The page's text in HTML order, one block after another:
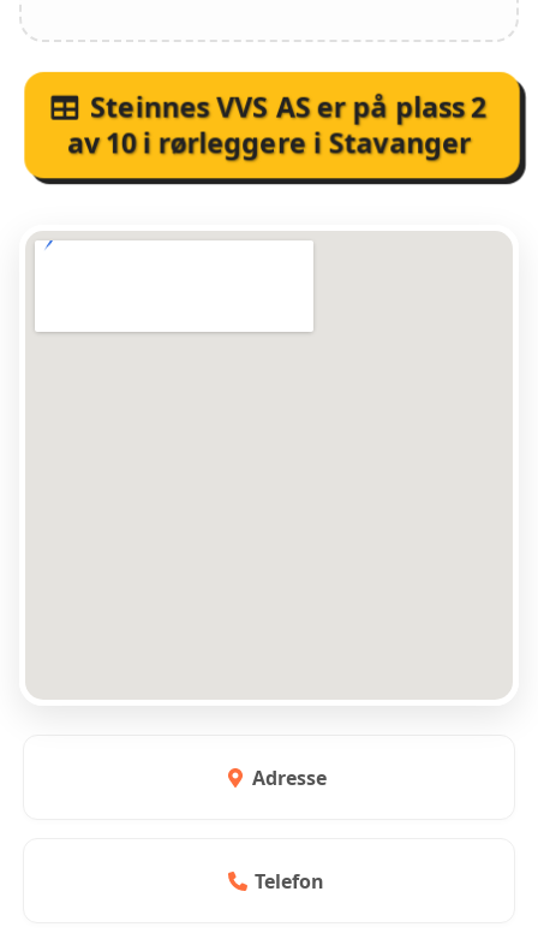
Steinnes VVS ASer på plass2
av 10i rørleggere i Stavanger
Adresse
Telefon